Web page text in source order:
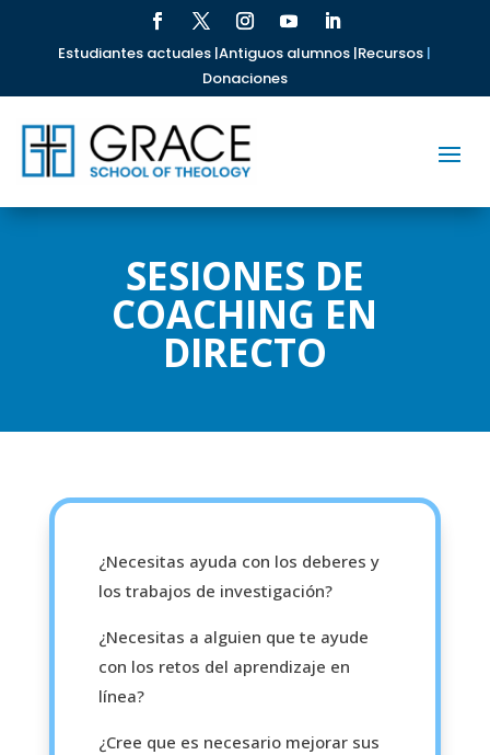
Estudiantes actuales |Antiguos alumnos |Recursos |
Donaciones
SESIONES DE
COACHING EN
DIRECTO
¿Necesitas ayuda con los deberes y
los trabajos de investigación?
¿Necesitas a alguien que te ayude
con los retos del aprendizaje en
línea?
¿Cree que es necesario mejorar sus